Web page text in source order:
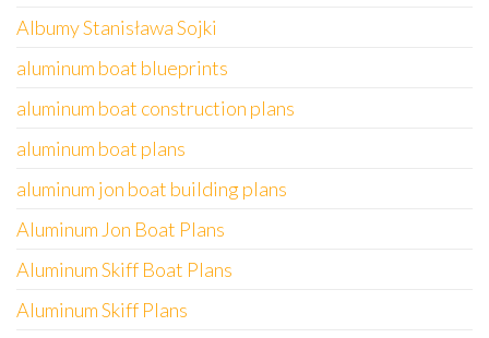
Albumy Stanisława Sojki
aluminum boat blueprints
aluminum boat construction plans
aluminum boat plans
aluminum jon boat building plans
Aluminum Jon Boat Plans
Aluminum Skiff Boat Plans
Aluminum Skiff Plans